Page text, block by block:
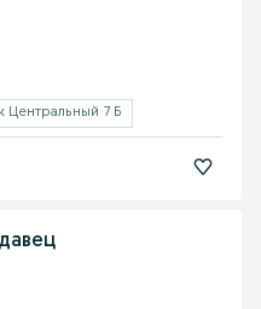
Центральный 7 Б